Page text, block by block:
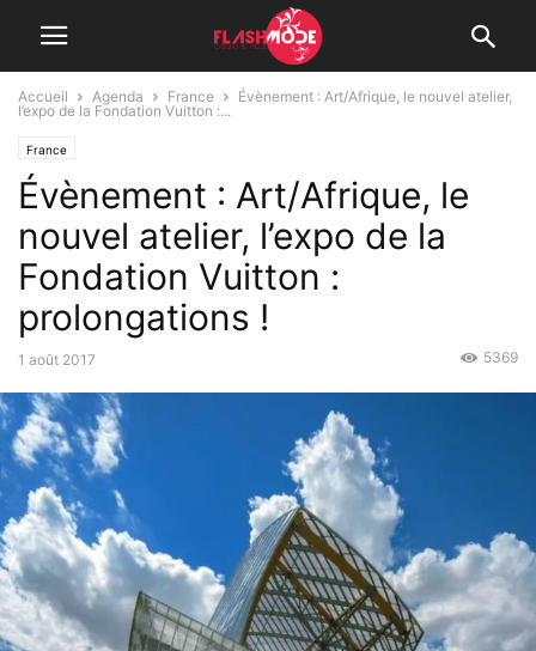
Accueil Agenda France
Évènement : Art/Afrique, le nouvel atelier,
l’expo de la Fondation Vuitton :...
France
Évènement : Art/Afrique, le
nouvel atelier, l’expo de la
Fondation Vuitton :
prolongations !
1 août 2017 5369